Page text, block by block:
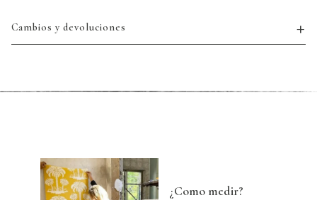
Cambios y devoluciones
¿Como medir?